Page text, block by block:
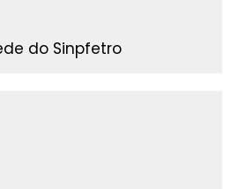
do Sinpfetro